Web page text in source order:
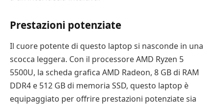
Prestazioni potenziate
Il cuore potente di questo laptop si nasconde in una
scocca leggera. Con il processore AMD Ryzen 5
5500U, la scheda grafica AMD Radeon, 8 GB di RAM
DDR4 e 512 GB di memoria SSD, questo laptop è
equipaggiato per offrire prestazioni potenziate sia